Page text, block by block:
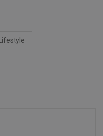
Lifestyle